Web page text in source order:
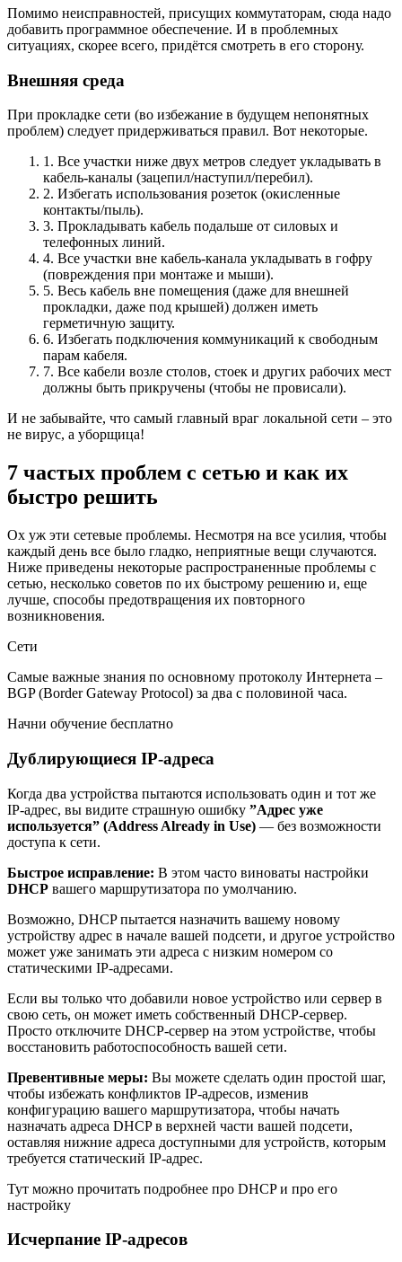
Помимо неисправностей, присущих коммутаторам, сюда надо
добавить программное обеспечение. И в проблемных
ситуациях, скорее всего, придётся смотреть в его сторону.
Внешняя среда
При прокладке сети (во избежание в будущем непонятных
проблем) следует придерживаться правил. Вот некоторые.
1. Все участки ниже двух метров следует укладывать в
кабель-каналы (зацепил/наступил/перебил).
2. Избегать использования розеток (окисленные
контакты/пыль).
3. Прокладывать кабель подальше от силовых и
телефонных линий.
4. Все участки вне кабель-канала укладывать в гофру
(повреждения при монтаже и мыши).
5. Весь кабель вне помещения (даже для внешней
прокладки, даже под крышей) должен иметь
герметичную защиту.
6. Избегать подключения коммуникаций к свободным
парам кабеля.
7. Все кабели возле столов, стоек и других рабочих мест
должны быть прикручены (чтобы не провисали).
И не забывайте, что самый главный враг локальной сети – это
не вирус, а уборщица!
7 частых проблем с сетью и как их
быстро решить
Ох уж эти сетевые проблемы. Несмотря на все усилия, чтобы
каждый день все было гладко, неприятные вещи случаются.
Ниже приведены некоторые распространенные проблемы с
сетью, несколько советов по их быстрому решению и, еще
лучше, способы предотвращения их повторного
возникновения.
Сети
Самые важные знания по основному протоколу Интернета –
BGP (Border Gateway Protocol) за два с половиной часа.
Начни обучение бесплатно
Дублирующиеся IP-адреса
Когда два устройства пытаются использовать один и тот же
IP-адрес, вы видите страшную ошибку ”Адрес уже
используется” (Address Already in Use) — без возможности
доступа к сети.
Быстрое исправление: В этом часто виноваты настройки
DHCP вашего маршрутизатора по умолчанию.
Возможно, DHCP пытается назначить вашему новому
устройству адрес в начале вашей подсети, и другое устройство
может уже занимать эти адреса с низким номером со
статическими IP-адресами.
Если вы только что добавили новое устройство или сервер в
свою сеть, он может иметь собственный DHCP-сервер.
Просто отключите DHCP-сервер на этом устройстве, чтобы
восстановить работоспособность вашей сети.
Превентивные меры: Вы можете сделать один простой шаг,
чтобы избежать конфликтов IP-адресов, изменив
конфигурацию вашего маршрутизатора, чтобы начать
назначать адреса DHCP в верхней части вашей подсети,
оставляя нижние адреса доступными для устройств, которым
требуется статический IP-адрес.
Тут можно прочитать подробнее про DHCP и про его
настройку
Исчерпание IP-адресов